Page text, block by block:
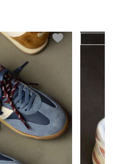
Add to wishlist